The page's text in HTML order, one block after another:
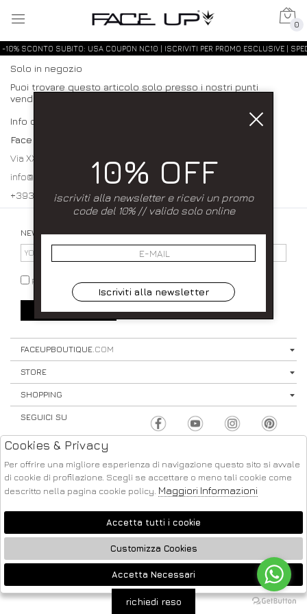
0
-10% SCONTO SUBITO: USA COUPON NC10 | ISCRIVITI PER PROMO ESCLUSIVE |
Solo in negozio
Puoi trovare questo articolo solo presso i nostri punti
vendita:
Info contatti
Face up
Via XXXI Maggio 23/25 80027 Frattamaggiore (NA)
info@faceupboutique.com, faceupnegozio@gmail.com
+393920340990 0818312915
NEWSLETTER
PRIVACY POLICY
SIGN UP ⟩
FACEUPBOUTIQUE.COM
STORE
SHOPPING
SEGUICI SU
2026 FACE UP - P.IVA : 04220371217 POWERED BY
ATELIER
SOCIETÀ
🍪
10% OFF
iscriviti alla newsletter e ricevi un promo
code del 10% // valido solo online
Iscriviti alla newsletter
richiedi reso
Cookies & Privacy
Per offrire una migliore esperienza di navigazione questo sito si avvale
di cookie di profilazione. Scegli se accettare o meno tali cookie come
descritto nella pagina cookie policy. Maggiori Informazioni
Accetta tutti i cookie
Customizza Cookies
Accetta Necessari